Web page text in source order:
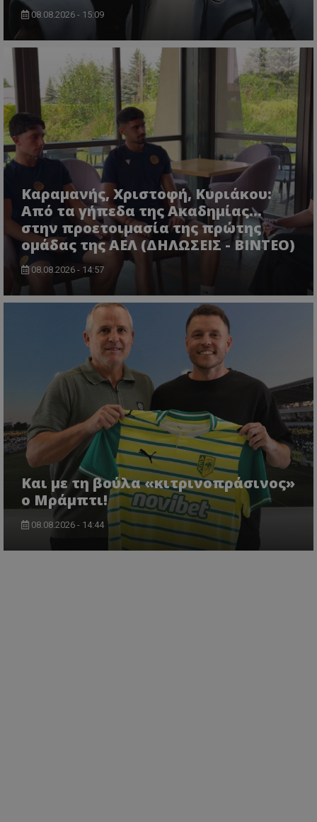
08.08.2026 - 15:09
Καραμανής, Χριστοφή, Κυριάκου:
Από τα γήπεδα της Ακαδημίας...
στην προετοιμασία της πρώτης
ομάδας της ΑΕΛ (ΔΗΛΩΣΕΙΣ - ΒΙΝΤΕΟ)
08.08.2026 - 14:57
Και με τη βούλα «κιτρινοπράσινος»
ο Μράμπτι!
08.08.2026 - 14:44